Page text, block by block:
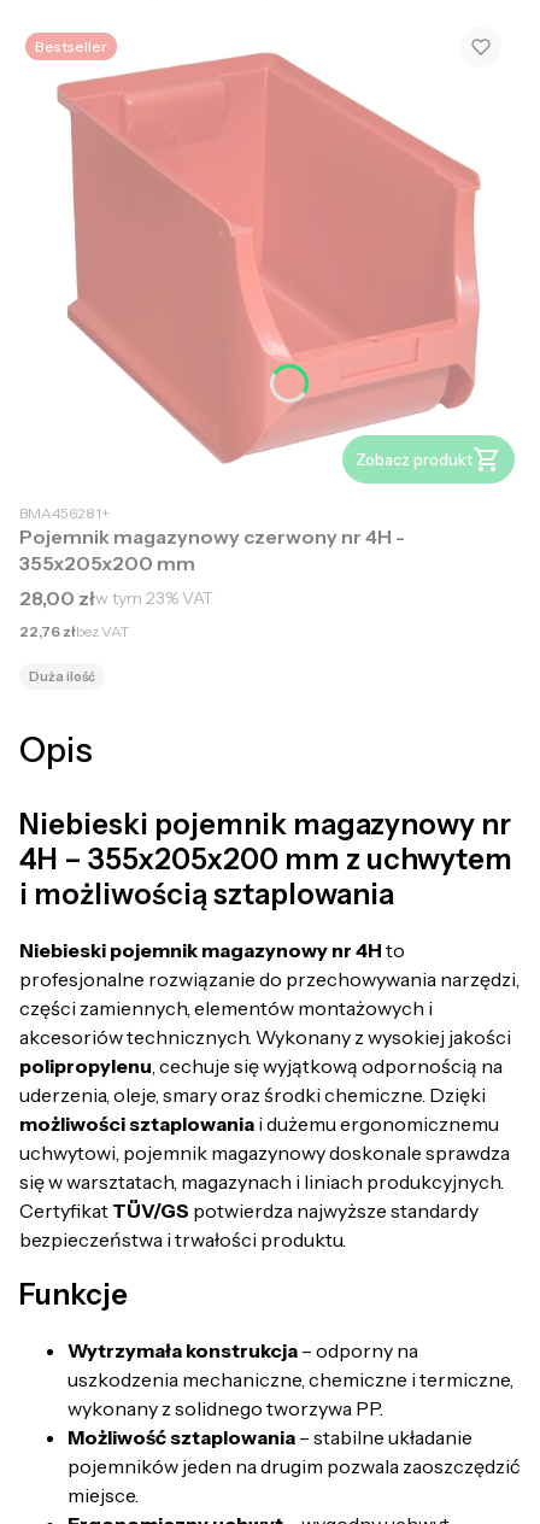
Bestseller
Zobacz produkt
BMA456281+
Pojemnik magazynowy czerwony nr 4H -
355x205x200 mm
Cena brutto
28,00 złw tym 23%VAT
Cena netto
22,76 złbez VAT
Duża ilość
Opis
Niebieski pojemnik magazynowy nr
4H – 355x205x200 mm z uchwytem
i możliwością sztaplowania
Niebieski pojemnik magazynowy nr 4H to
profesjonalne rozwiązanie do przechowywania narzędzi,
części zamiennych, elementów montażowych i
akcesoriów technicznych. Wykonany z wysokiej jakości
polipropylenu , cechuje się wyjątkową odpornością na
uderzenia, oleje, smary oraz środki chemiczne. Dzięki
możliwości sztaplowania i dużemu ergonomicznemu
uchwytowi, pojemnik magazynowy doskonale sprawdza
się w warsztatach, magazynach i liniach produkcyjnych.
Certyfikat TÜV/GS potwierdza najwyższe standardy
bezpieczeństwa i trwałości produktu.
Funkcje
Wytrzymała konstrukcja – odporny na
uszkodzenia mechaniczne, chemiczne i termiczne,
wykonany z solidnego tworzywa PP.
Możliwość sztaplowania – stabilne układanie
pojemników jeden na drugim pozwala zaoszczędzić
miejsce.